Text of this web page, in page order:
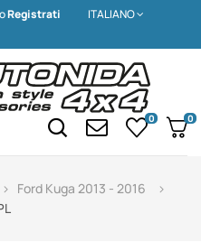
ITALIANO
oRegistrati
0 0
Ford Kuga 2013 - 2016